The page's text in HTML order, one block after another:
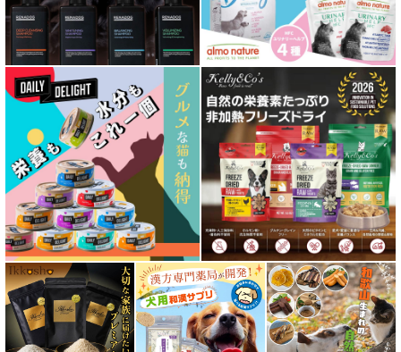
皮膚・被毛ケア対応 フード for DOG
低脂肪 ドライフード for DOG
特集 ドッグフードの涙やけ対策
特集 穀物不使用 ドッグフード（ドライ）
フリーズドライ ドッグフード
エアドライ ドッグフード
愛猫用ウェット300円以下コーナー